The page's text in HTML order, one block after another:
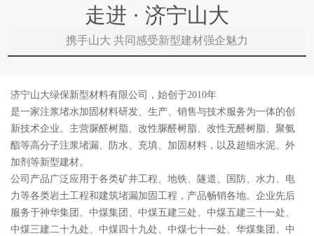
走进 · 济宁山大
携手山大 共同感受新型建材强企魅力
济宁山大绿保新型材料有限公司，始创于2010年
是一家注浆堵水加固材料研发、生产、销售与技术服务为一体的创
新技术企业。主营脲醛树脂、改性脲醛树脂、改性无醛树脂、聚氨
酯等高分子注浆堵漏、防水、充填、加固材料，以及超细水泥、外
加剂等新型建材。
公司产品广泛应用于各类矿井工程、地铁、隧道、国防、水力、电
力等各类岩土工程和建筑堵漏加固工程，产品畅销各地。企业先后
服务于神华集团、中煤集团、中煤五建三处、中煤五建三十一处、
中煤三建二十九处、中煤四十九处、中煤七十一处、华煤集团、中